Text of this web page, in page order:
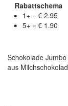
Rabattschema
1+ = € 2.95
5+ = € 1.90
Schokolade
aus